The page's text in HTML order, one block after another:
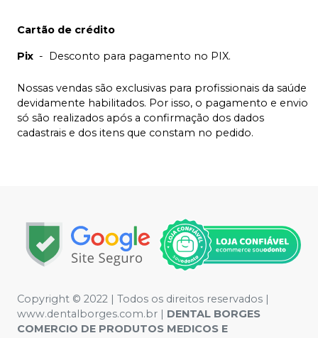
Cartão de crédito
Pix - Desconto para pagamento no PIX.
Nossas vendas são exclusivas para profissionais da saúde
devidamente habilitados. Por isso, o pagamento e envio
só são realizados após a confirmação dos dados
cadastrais e dos itens que constam no pedido.
Copyright © 2022 | Todos os direitos reservados |
www.dentalborges.com.br | DENTAL BORGES
COMERCIO DE PRODUTOS MEDICOS E